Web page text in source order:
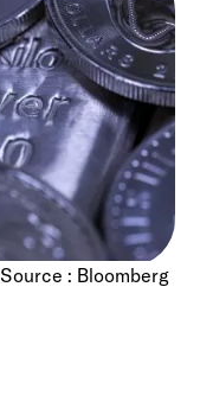
Source : Bloomberg